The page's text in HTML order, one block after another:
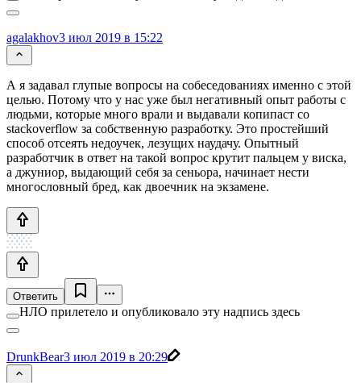
agalakhov3 июл 2019 в 15:22
А я задавал глупые вопросы на собеседованиях именно с этой
целью. Потому что у нас уже был негативный опыт работы с
людьми, которые много врали и выдавали копипаст со
stackoverflow за собственную разработку. Это простейший
способ отсеять недоучек, лезущих наудачу. Опытный
разработчик в ответ на такой вопрос крутит пальцем у виска,
а джуниор, выдающий себя за сеньора, начинает нести
многословный бред, как двоечник на экзамене.
Ответить
НЛО прилетело и опубликовало эту надпись здесь
DrunkBear3 июл 2019 в 20:29